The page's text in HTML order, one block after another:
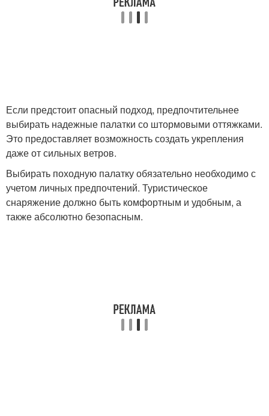
Если предстоит опасный подход, предпочтительнее
выбирать надежные палатки со штормовыми оттяжками.
Это предоставляет возможность создать укрепления
даже от сильных ветров.
Выбирать походную палатку обязательно необходимо с
учетом личных предпочтений. Туристическое
снаряжение должно быть комфортным и удобным, а
также абсолютно безопасным.